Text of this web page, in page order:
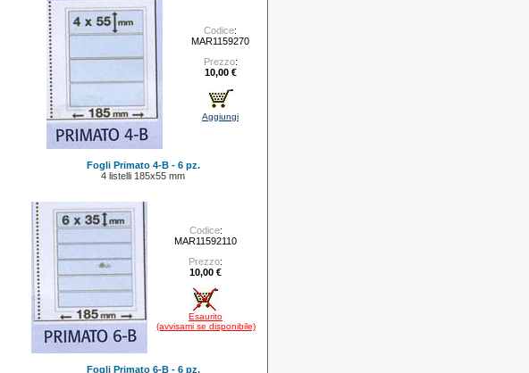
Codice:
MAR1159270
Prezzo:
10,00 €
Aggiungi
Fogli Primato 4-B - 6 pz.
4 listelli 185x55 mm
Codice:
MAR11592110
Prezzo:
10,00 €
Esaurito
(avvisami se disponibile)
Fogli Primato 6-B - 6 pz.